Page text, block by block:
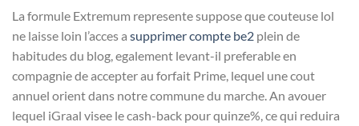
La formule Extremum represente suppose que couteuse lol
ne laisse loin l’acces a supprimer compte be2 plein de
habitudes du blog, egalement levant-il preferable en
compagnie de accepter au forfait Prime, lequel une cout
annuel orient dans notre commune du marche. An avouer
lequel iGraal visee le cash-back pour quinze%, ce qui reduira